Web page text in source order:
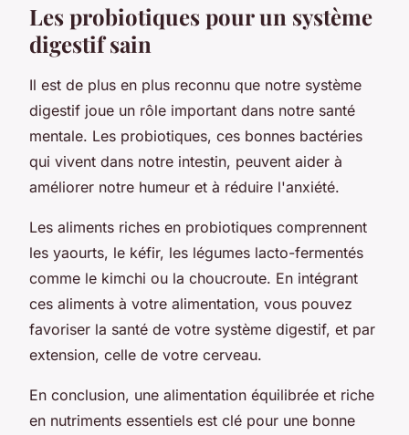
Les probiotiques pour un système
digestif sain
Il est de plus en plus reconnu que notre système
digestif joue un rôle important dans notre santé
mentale. Les probiotiques, ces bonnes bactéries
qui vivent dans notre intestin, peuvent aider à
améliorer notre humeur et à réduire l'anxiété.
Les aliments riches en probiotiques comprennent
les yaourts, le kéfir, les légumes lacto-fermentés
comme le kimchi ou la choucroute. En intégrant
ces aliments à votre alimentation, vous pouvez
favoriser la santé de votre système digestif, et par
extension, celle de votre cerveau.
En conclusion, une alimentation équilibrée et riche
en nutriments essentiels est clé pour une bonne